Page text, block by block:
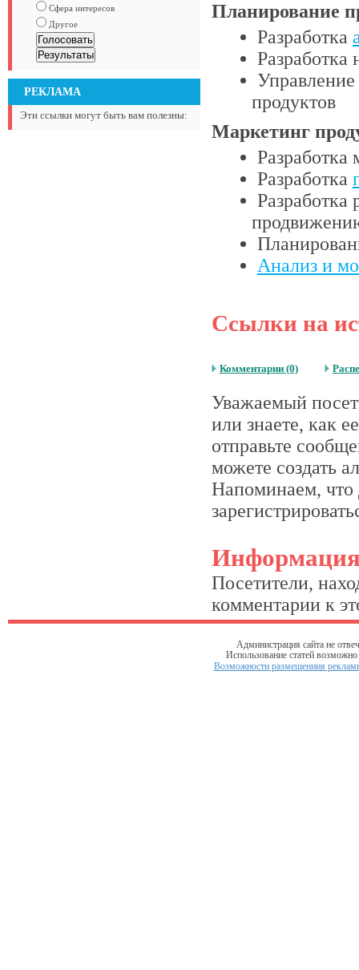
Сфера интересов
Другое
РЕКЛАМА
Эти ссылки могут быть вам полезны:
Планирование
Разработка
Разработка
продуктов
Маркетинг
Разработка
Анализ и
Ссылки на
Комментарии (0)
Уважаемый
или знаете, как
отправьте
можете создать
Напоминаем, что
Посетители,
комментарии к
Администрация сайта не
Использование статей
Возможности размещениия